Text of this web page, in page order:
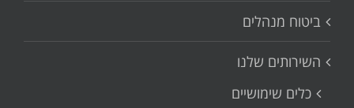
ביטוח מנהלים
השירותים שלנו
כלים שימושיים